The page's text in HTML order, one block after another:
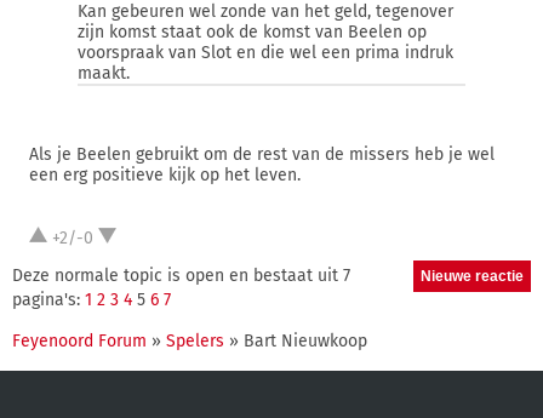
Kan gebeuren wel zonde van het geld, tegenover
zijn komst staat ook de komst van Beelen op
voorspraak van Slot en die wel een prima indruk
maakt.
Als je Beelen gebruikt om de rest van de missers heb je wel
een erg positieve kijk op het leven.
+2/-0
Deze normale topic is open en bestaat uit 7
pagina's: 1 2 3 4 5 6 7
Feyenoord Forum » Spelers » Bart Nieuwkoop